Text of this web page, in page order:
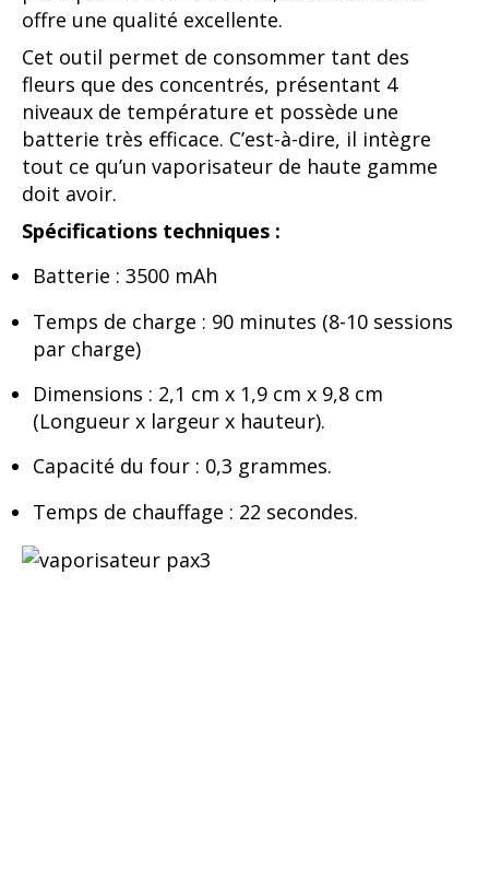
offre une qualité excellente.
Cet outil permet de consommer tant des
fleurs que des concentrés, présentant 4
niveaux de température et possède une
batterie très efficace. C’est-à-dire, il intègre
tout ce qu’un vaporisateur de haute gamme
doit avoir.
Spécifications techniques :
Batterie : 3500 mAh
Temps de charge : 90 minutes (8-10 sessions
par charge)
Dimensions : 2,1 cm x 1,9 cm x 9,8 cm
(Longueur x largeur x hauteur).
Capacité du four : 0,3 grammes.
Temps de chauffage : 22 secondes.